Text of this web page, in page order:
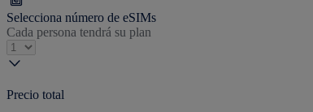
Selecciona número de eSIMs
Cada persona tendrá su plan
Precio total